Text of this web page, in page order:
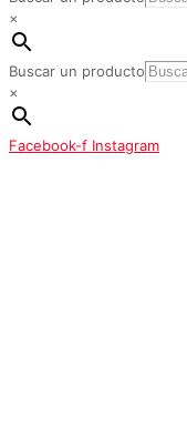
×
Buscar un producto
×
Facebook-f Instagram